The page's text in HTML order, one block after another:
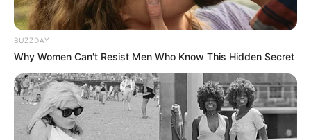
11:28 / 06 Avqust 2026
2026-cı il tarixindən qüvvəyə minəcək
299 0 0
BUZZDAY
Why Women Can't Resist Men Who Know This Hidden Secret